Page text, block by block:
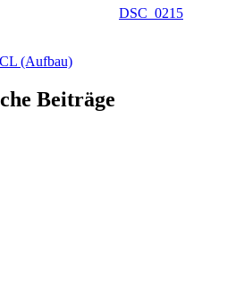
DSC_0215
(Aufbau)
Beiträge